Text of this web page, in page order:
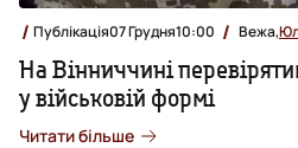
Публікація07 Грудня10:00 Вежа,
На Вінниччині
у військовій формі
Читати більше